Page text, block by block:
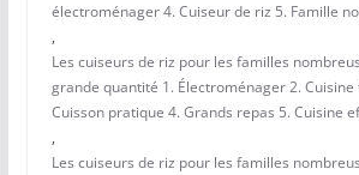
électroménager 4. Cuiseur de riz 5. Famille
,
Les cuiseurs de riz pour les familles
grande quantité 1. Électroménager 2. Cuisine
Cuisson pratique 4. Grands repas 5. Cuisine
,
Les cuiseurs de riz pour les familles